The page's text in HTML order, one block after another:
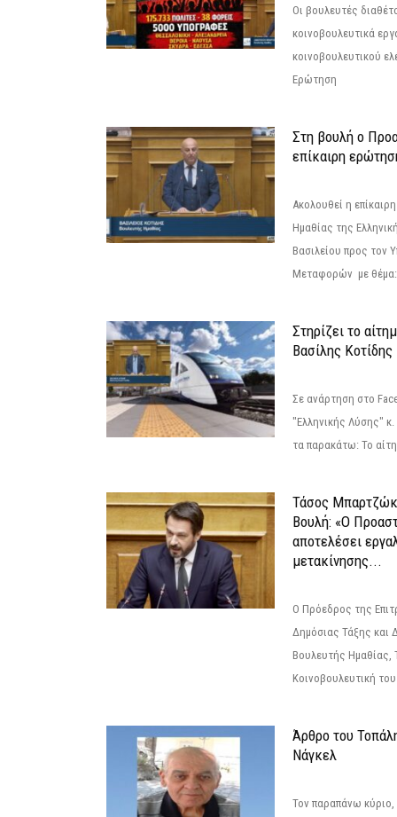
Οι βουλευτές
κοινοβουλευτικά
κοινοβουλευτικού
Ερώτηση
Στη βουλή ο
επίκαιρη
Ακολουθεί η
Ημαθίας της
Βασιλείου προς τον
Μεταφορών με θέμα:
Στηρίζει το
Βασίλης Κοτίδης
Σε ανάρτηση στο
"Ελληνικής Λύσης"
τα παρακάτω: Το
Τάσος
Βουλή: «Ο
αποτελέσει
μετακίνησης...
Ο Πρόεδρος της
Δημόσιας Τάξης και
Βουλευτής
Κοινοβουλευτική
Άρθρο του
Νάγκελ
Τον παραπάνω